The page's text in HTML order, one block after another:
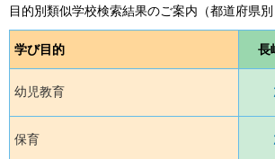
目的別類似学校検索結果のご案内（都道府県別
学び目的 長
幼児教育
保育